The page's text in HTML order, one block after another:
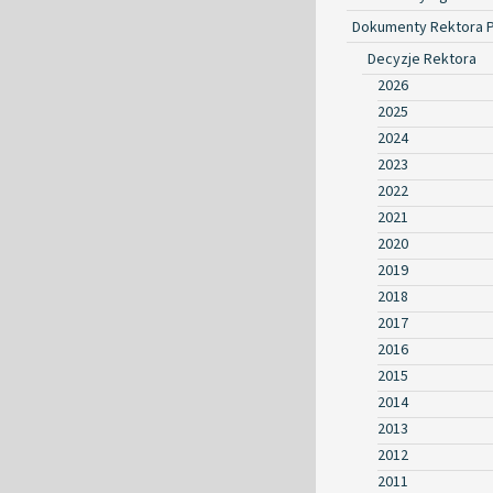
Dokumenty Rektora
Decyzje Rektora
2026
2025
2024
2023
2022
2021
2020
2019
2018
2017
2016
2015
2014
2013
2012
2011